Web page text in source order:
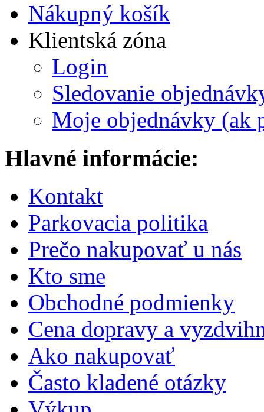
Nákupný košík
Klientská zóna
Login
Sledovanie
Moje objednávky (ak
Hlavné informácie:
Kontakt
Parkovacia politika
Prečo nakupovať u nás
Kto sme
Obchodné podmienky
Cena dopravy a
Ako nakupovať
Často kladené otázky